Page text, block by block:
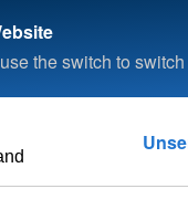
the switch to